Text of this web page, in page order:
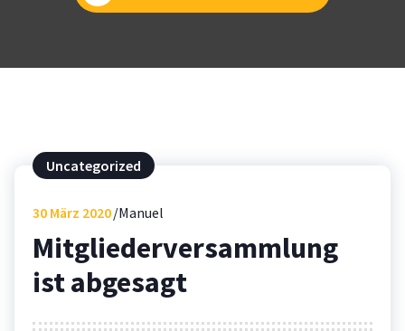
Uncategorized
30 März 2020 Manuel
Mitgliederversammlung
ist abgesagt